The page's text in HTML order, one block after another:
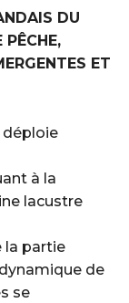
DU
ET
déploie
à la
lacustre
la partie
de
se